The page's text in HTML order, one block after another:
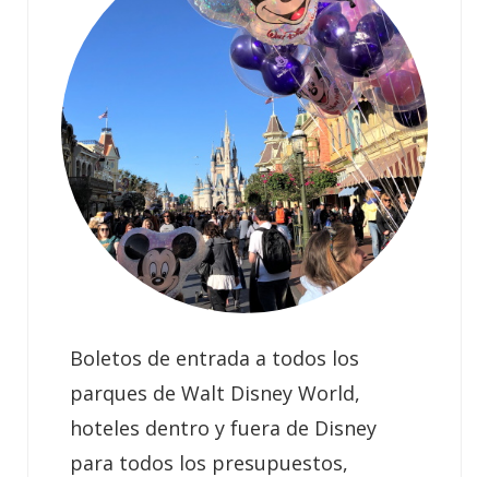
Boletos de entrada a todos los
parques de Walt Disney World,
hoteles dentro y fuera de Disney
para todos los presupuestos,